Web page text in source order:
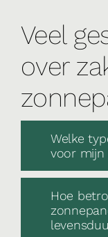
Veel
over
Welke
voor mijn
Hoe